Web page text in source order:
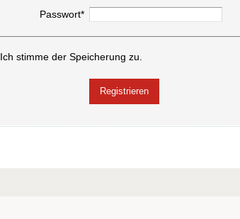
Passwort*
Ich stimme der Speicherung zu.